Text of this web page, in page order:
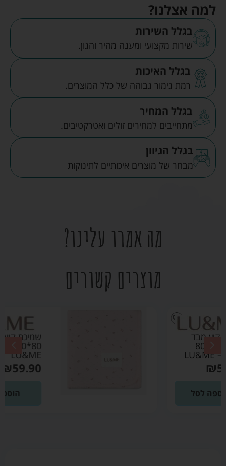
למה אצלנו?
בגלל השירות
שירות מקצועי ומענה מהיר והגון.
בגלל האיכות
רמת גימור גבוהה של כלל המוצרים.
בגלל המחיר
מתחייבים למחירים זולים ואטרקטיבים.
בגלל הגיוון
מבחר של מוצרים איכותיים לתינוקות
מה אמרו עלינו?
מוצרים קשורים
שמיכת קיץ מבד פוינטל
80*80 ורוד בהיר –